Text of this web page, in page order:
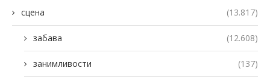
сцена (13.817)
забава (12.608)
занимливости (137)